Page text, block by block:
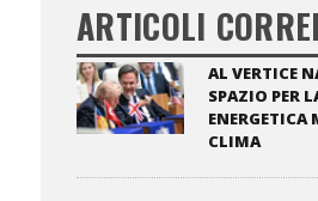
ARTICOLI
AL VERTICE
SPAZIO PER
ENERGETICA
CLIMA